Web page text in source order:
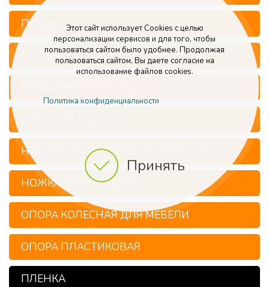
Принять
Этот сайт использует Cookies с целью
персонализации сервисов и для того, чтобы
пользоваться сайтом было удобнее. Продолжая
пользоваться сайтом, Вы даете согласие на
использование файлов cookies.
Политика конфиденциальности
ПЕТЛИ
КЛЕЙ
НЕЗАВИСИМЫЙ ПРУЖИННЫЙ БЛОК
НОЖКА МЕБЕЛЬНАЯ
ОПОРА КОЛЕСНАЯ ДЛЯ МЕБЕЛИ
ОПОРА ПЛАСТИКОВАЯ
ПЛЕНКА